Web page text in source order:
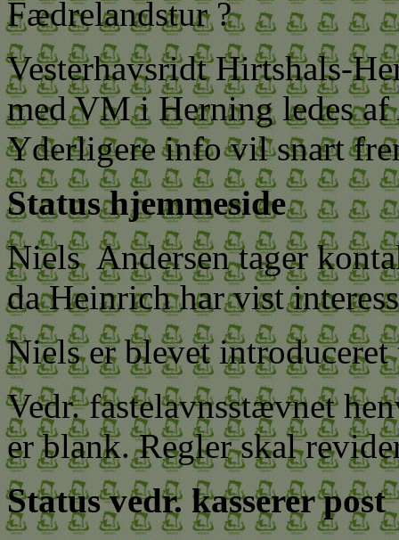
Fædrelandstur ?
Vesterhavsridt Hirtshals-
med VM i Herning ledes
Yderligere info vil snart
Status hjemmeside
Niels Andersen tager
da Heinrich har vist
Niels er blevet
Vedr. fastelavnsstævnet
er blank. Regler skal
Status vedr. kasserer post